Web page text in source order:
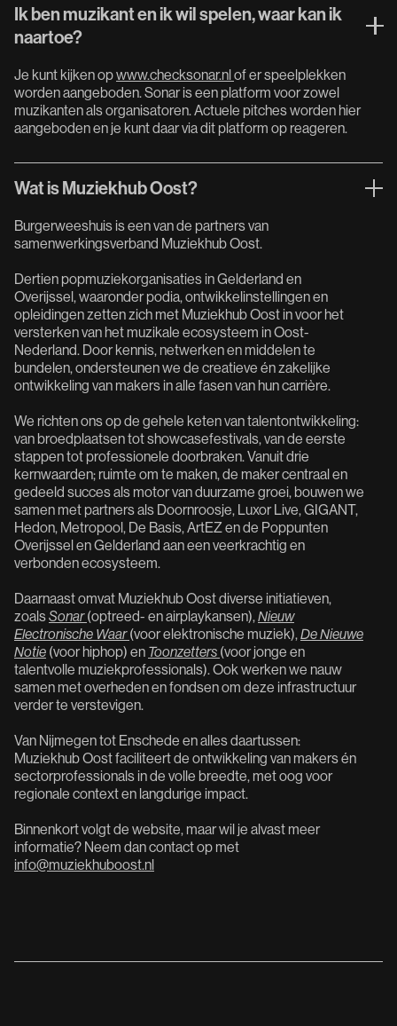
Ik ben muzikant en ik wil spelen, waar kan ik
naartoe?
Je kunt kijken opwww.checksonar.nlof er speelplekken
worden aangeboden. Sonar is een platform voor zowel
muzikanten als organisatoren. Actuele pitches worden hier
aangeboden en je kunt daar via dit platform op reageren.
Wat is Muziekhub Oost?
Burgerweeshuis is een van de partners van
samenwerkingsverband Muziekhub Oost.
Dertien popmuziekorganisaties in Gelderland en
Overijssel, waaronder podia, ontwikkelinstellingen en
opleidingen zetten zich met Muziekhub Oost in voor het
versterken van het muzikale ecosysteem in Oost-
Nederland. Door kennis, netwerken en middelen te
bundelen, ondersteunen we de creatieve én zakelijke
ontwikkeling van makers in alle fasen van hun carrière.
We richten ons op de gehele keten van talentontwikkeling:
van broedplaatsen tot showcasefestivals, van de eerste
stappen tot professionele doorbraken. Vanuit drie
kernwaarden; ruimte om te maken, de maker centraal en
gedeeld succes als motor van duurzame groei, bouwen we
samen met partners als Doornroosje, Luxor Live, GIGANT,
Hedon, Metropool, De Basis, ArtEZ en de Poppunten
Overijssel en Gelderland aan een veerkrachtig en
verbonden ecosysteem.
Daarnaast omvat Muziekhub Oost diverse initiatieven,
zoalsSonar (optreed- en airplaykansen),Nieuw
Electronische Waar (voor elektronische muziek),DeNieuwe
Notie (voor hiphop) en Toonzetters (voor jonge en
talentvolle muziekprofessionals). Ook werken we nauw
samen met overheden en fondsen om deze infrastructuur
verder te verstevigen.
Van Nijmegen tot Enschede en alles daartussen:
Muziekhub Oost faciliteert de ontwikkeling van makers én
sectorprofessionals in de volle breedte, met oog voor
regionale context en langdurige impact.
Binnenkort volgt de website, maar wil je alvast meer
informatie? Neem dan contact op met
info@muziekhuboost.nl